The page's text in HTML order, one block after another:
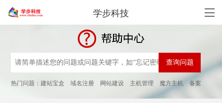
学步科技
热门问题：建站宝盒 域名注册 网站建设 主机管理 魔方主机 备案